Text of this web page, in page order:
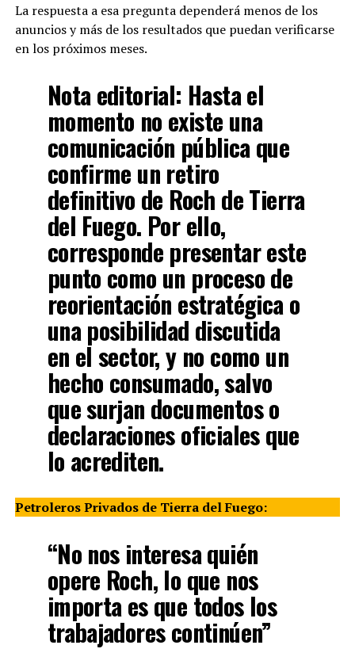
La respuesta a esa pregunta dependerá menos de los
anuncios y más de los resultados que puedan verificarse
en los próximos meses.
Nota editorial: Hasta el
momento no existe una
comunicación pública que
confirme un retiro
definitivo de Roch de Tierra
del Fuego. Por ello,
corresponde presentar este
punto como un proceso de
reorientación estratégica o
una posibilidad discutida
en el sector, y no como un
hecho consumado, salvo
que surjan documentos o
declaraciones oficiales que
lo acrediten.
Petroleros Privados de Tierra del Fuego:
“No nos interesa quién
opere Roch, lo que nos
importa es que todos los
trabajadores continúen”